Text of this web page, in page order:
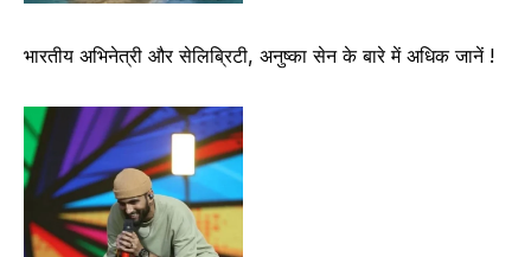
भारतीय अभिनेत्री और सेलिब्रिटी, अनुष्का सेन के बारे में अधिक जानें !